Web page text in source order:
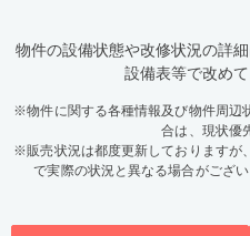
物件の設備状態や改修状況の詳
設備表等で改めて
※物件に関する各種情報及び物件周辺
合は、現状優
※販売状況は都度更新しておりますが
で実際の状況と異なる場合がござ